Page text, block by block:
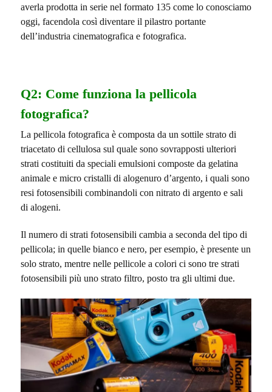
averla prodotta in serie nel formato 135 come lo conosciamo
oggi, facendola così diventare il pilastro portante
dell’industria cinematografica e fotografica.
Q2: Come funziona la pellicola
fotografica?
La pellicola fotografica è composta da un sottile strato di
triacetato di cellulosa sul quale sono sovrapposti ulteriori
strati costituiti da speciali emulsioni composte da gelatina
animale e micro cristalli di alogenuro d’argento, i quali sono
resi fotosensibili combinandoli con nitrato di argento e sali
di alogeni.
Il numero di strati fotosensibili cambia a seconda del tipo di
pellicola; in quelle bianco e nero, per esempio, è presente un
solo strato, mentre nelle pellicole a colori ci sono tre strati
fotosensibili più uno strato filtro, posto tra gli ultimi due.